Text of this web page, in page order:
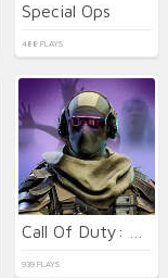
Special Ops
488 PLAYS
939 PLAYS